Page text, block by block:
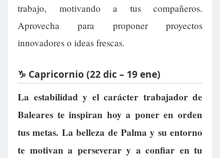
trabajo, motivando a tus compañeros.
Aprovecha para proponer proyectos
innovadores o ideas frescas.
♑ Capricornio (22 dic – 19 ene)
La estabilidad y el carácter trabajador de
Baleares te inspiran hoy a poner en orden
tus metas. La belleza de Palma y su entorno
te motivan a perseverar y a confiar en tu